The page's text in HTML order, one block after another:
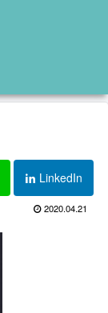
LinkedIn
2020.04.21